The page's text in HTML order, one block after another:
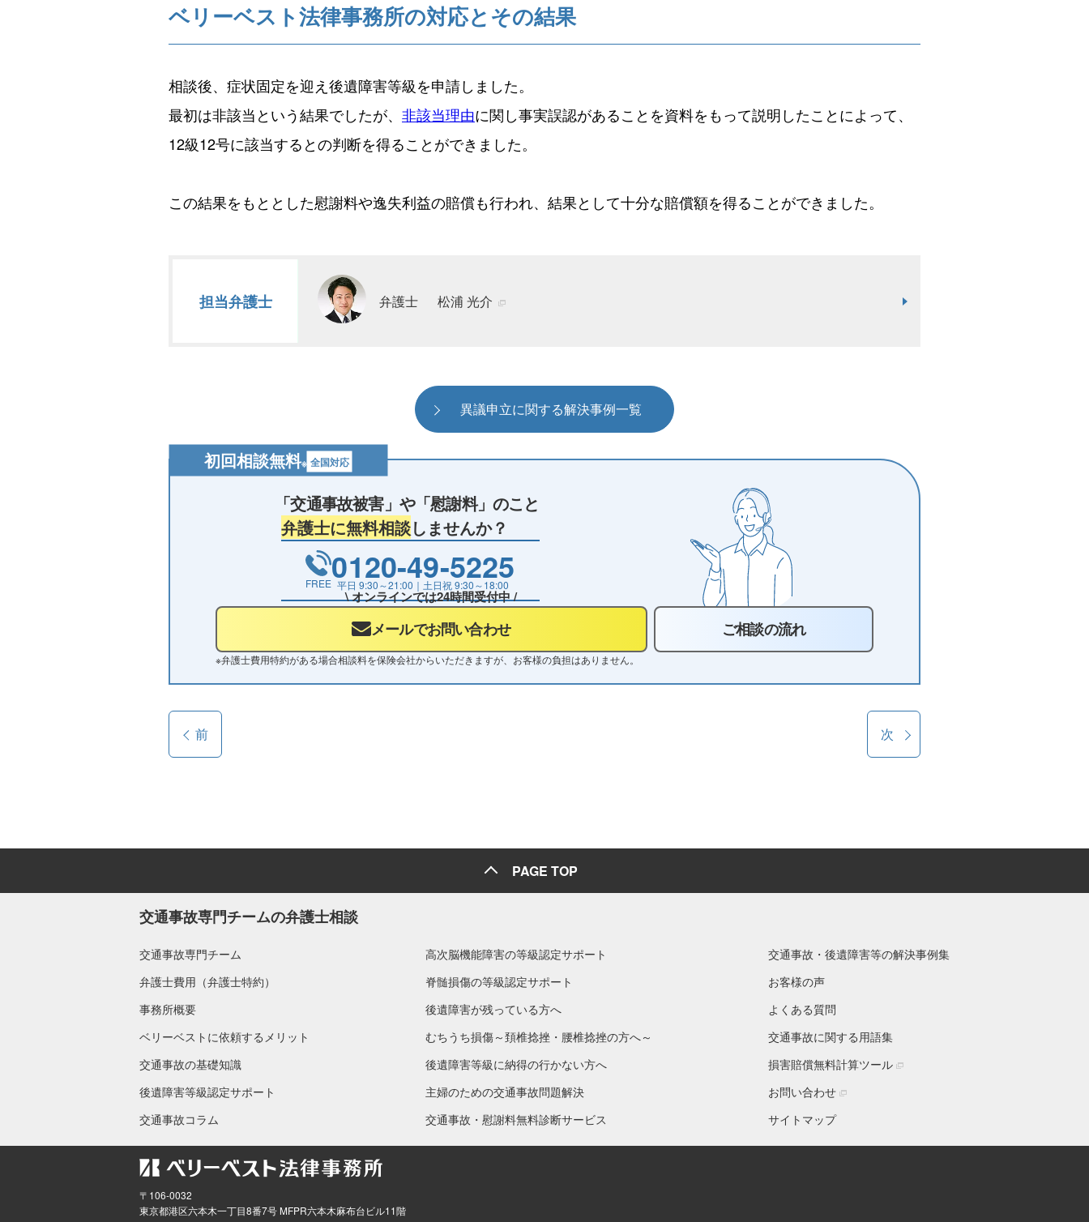
ベリーベスト法律事務所の対応とその結果
相談後、症状固定を迎え後遺障害等級を申請しました。
最初は非該当という結果でしたが、 非該当理由に関し事実誤認があることを資料をもって説明したことによって、
12級12号に該当するとの判断を得ることができました。
この結果をもととした慰謝料や逸失利益の賠償も行われ、結果として十分な賠償額を得ることができました。
担当弁護士 弁護士 松浦 光介
異議申立に関する解決事例一覧
初回相談無料※ 全国対応
「交通事故被害」や「慰謝料」のこと
弁護士に無料相談しませんか？
FREE0120-49-5225
平日9:30～21:00 ｜土日祝9:30～18:00
\ オンラインでは24時間受付中 /
メールでお問い合わせ ご相談の流れ
※弁護士費用特約がある場合相談料を保険会社からいただきますが、お客様の負担はありません。
前 次
PAGE TOP
交通事故専門チームの弁護士相談
交通事故専門チーム
弁護士費用（弁護士特約）
事務所概要
ベリーベストに依頼するメリット
交通事故の基礎知識
後遺障害等級認定サポート
交通事故コラム
高次脳機能障害の等級認定サポート
脊髄損傷の等級認定サポート
後遺障害が残っている方へ
むちうち損傷～頚椎捻挫・腰椎捻挫の方へ～
後遺障害等級に納得の行かない方へ
主婦のための交通事故問題解決
交通事故・慰謝料無料診断サービス
交通事故・後遺障害等の解決事例集
お客様の声
よくある質問
交通事故に関する用語集
損害賠償無料計算ツール
お問い合わせ
サイトマップ
〒106-0032
東京都港区六本木一丁目8番7号 MFPR六本木麻布台ビル11階